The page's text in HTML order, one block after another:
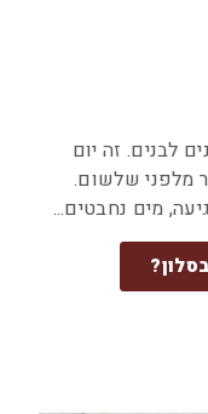
לבנים. זה יום
מלפני שלשום.
מים נחבטים